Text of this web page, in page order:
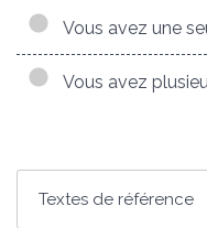
Vous avez une
Vous avez
Textes de référence